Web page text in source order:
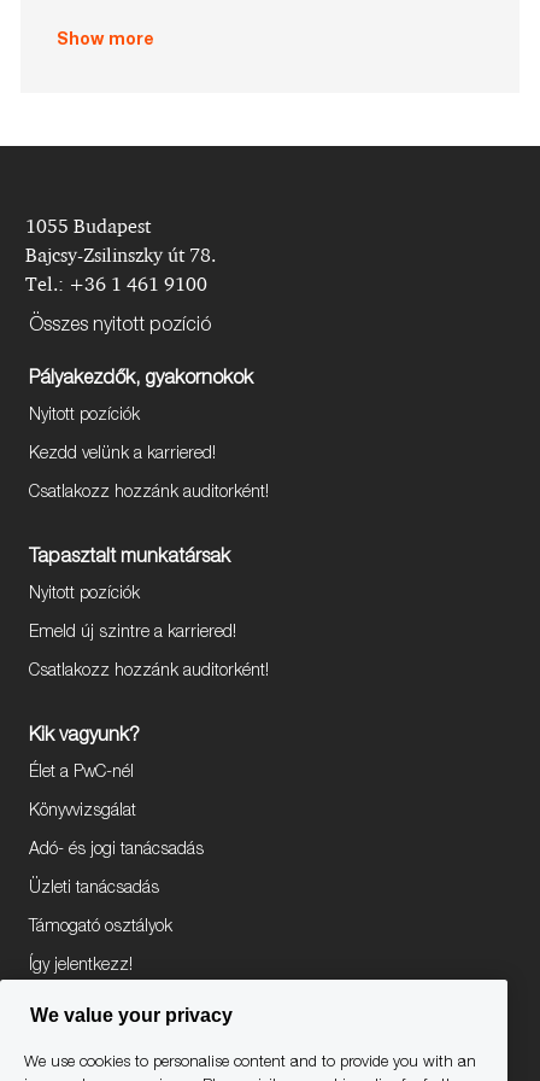
o
Show more
1055 Budapest
Bajcsy-Zsilinszky út 78.
Tel.: +36 1 461 9100
Összes nyitott pozíció
Pályakezdők, gyakornokok
Nyitott pozíciók
Kezdd velünk a karriered!
Csatlakozz hozzánk auditorként!
Tapasztalt munkatársak
Nyitott pozíciók
Emeld új szintre a karriered!
Csatlakozz hozzánk auditorként!
Kik vagyunk?
Élet a PwC-nél
Könyvvizsgálat
Adó- és jogi tanácsadás
Üzleti tanácsadás
Támogató osztályok
Így jelentkezz!
We value your privacy
We use cookies to personalise content and to provide you with an